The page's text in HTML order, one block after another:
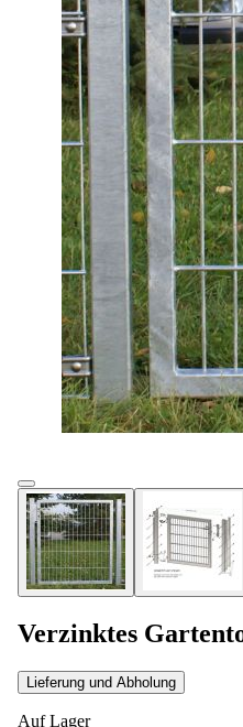
Verzinktes
Lieferung und Abholung
Auf Lager